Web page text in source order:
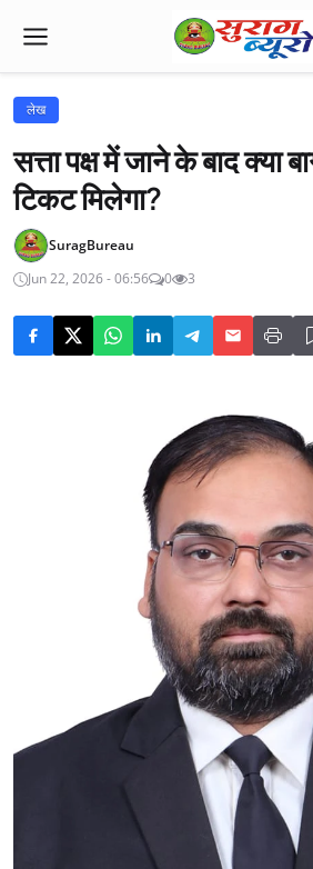
लेख
सत्ता पक्ष में जाने के बाद क्या
टिकट मिलेगा?
SuragBureau
Jun 22, 2026 - 06:56
0 3